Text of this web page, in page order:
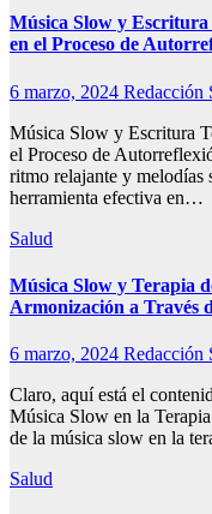
Música Slow y
en el Proceso de
6 marzo, 2024 Redacción
Música Slow y Escritura
el Proceso de
ritmo relajante y melodías
herramienta efectiva en…
Salud
Música Slow y Terapia
Armonización a Través
6 marzo, 2024 Redacción
Claro, aquí está el
Música Slow en la
de la música slow en la
Salud